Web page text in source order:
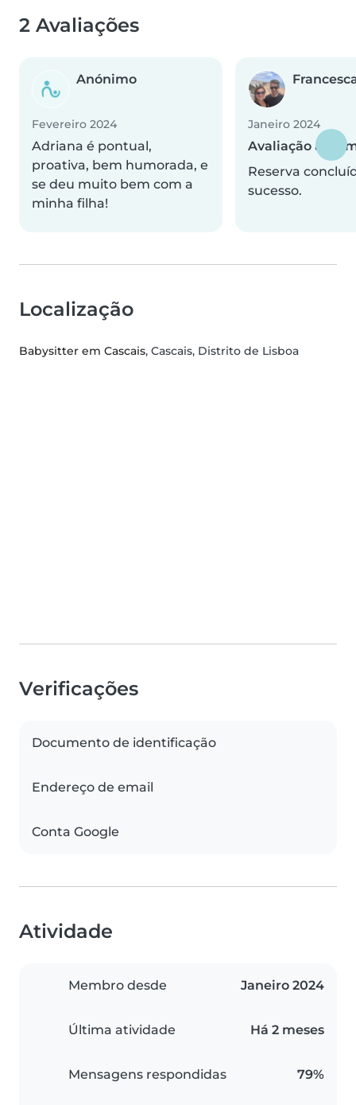
2 Avaliações
Anónimo
Fevereiro 2024
Adriana é pontual,
proativa, bem humorada, e
se deu muito bem com a
minha filha!
Janeiro 2024
Avaliação
Reserva
sucesso.
Localização
Babysitter em Cascais, Cascais, Distrito de Lisboa
Verificações
Documento de identificação
Endereço de email
Conta Google
Atividade
Membro desde Janeiro 2024
Última atividade Há 2 meses
Mensagens respondidas 79%